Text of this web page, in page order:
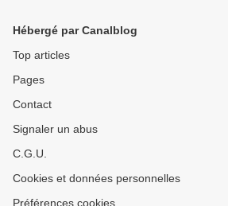
Hébergé par Canalblog
Top articles
Pages
Contact
Signaler un abus
C.G.U.
Cookies et données personnelles
Préférences cookies